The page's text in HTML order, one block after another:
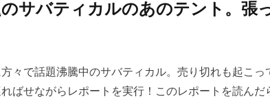
サバティカルのあのテント。張
々で話題沸騰中のサバティカル。売り切れも起こ
ばせながらレポートを実行！このレポートを読ん